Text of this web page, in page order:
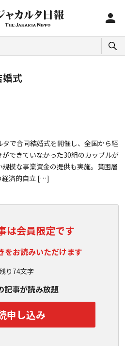
式
で合同結婚式を開催し、全国から経
できていなかった30組のカップルが
模な事業資金の提供も実施。貧困層
経済的自立 […]
は会員限定です
をお読みいただけます
り74文字
記事が読み放題
申し込み